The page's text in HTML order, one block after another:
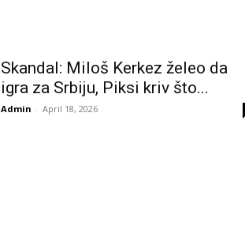
Skandal: Miloš Kerkez želeo da
igra za Srbiju, Piksi kriv što...
Admin - April 18, 2026